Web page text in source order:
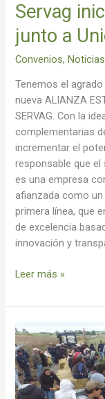
Servag
junto a
Convenios,Noticias
Tenemos el
nueva ALIANZA
SERVAG. Con la
complementarias
incrementar el
responsable que
es una empresa
afianzada como
primera línea, que
de excelencia
innovación y
Leer más »
UTU
y
Servag
continúan
adelante